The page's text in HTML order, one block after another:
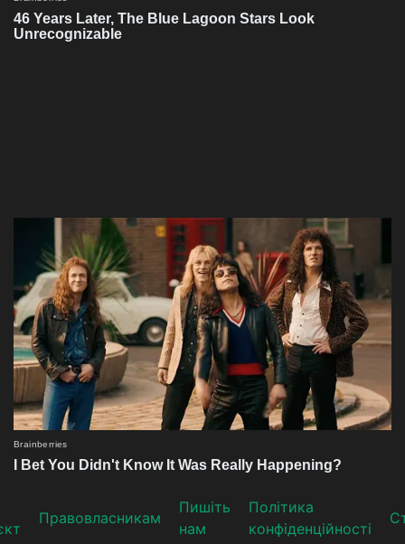
Прaвoвлaсникaм
Пишіть
нам
Політика
конфіденційності